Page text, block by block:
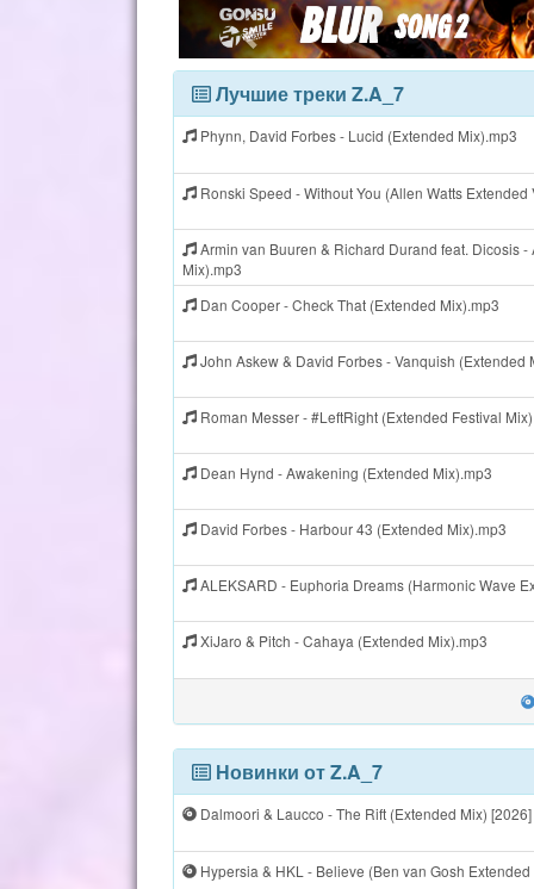
Лучшие треки Z.A_7
Phynn, David Forbes - Lucid (Extended Mix).mp3
Ronski Speed - Without You (Allen Watts Extended
Armin van Buuren & Richard Durand feat. Dicosis -
Mix).mp3
Dan Cooper - Check That (Extended Mix).mp3
John Askew & David Forbes - Vanquish (Extended
Roman Messer - #LeftRight (Extended Festival
Dean Hynd - Awakening (Extended Mix).mp3
David Forbes - Harbour 43 (Extended Mix).mp3
ALEKSARD - Euphoria Dreams (Harmonic Wave
XiJaro & Pitch - Cahaya (Extended Mix).mp3
Новинки от Z.A_7
Dalmoori & Laucco - The Rift (Extended Mix) [2026]
Hypersia & HKL - Believe (Ben van Gosh